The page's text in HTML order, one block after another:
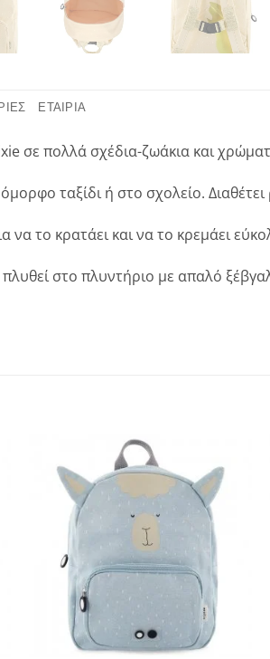
ΕΤΑΙΡΊΑ
σε πολλά σχέδια-ζωάκια και
ταξίδι ή στο σχολείο.
να το κρατάει και να το κρεμάει
πλυθεί στο πλυντήριο με απαλό
Add to
wishlist